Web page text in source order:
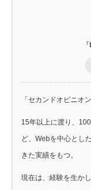
「セカンドオピニオ
15年以上に渡り、
ど、Webを中心とし
きた実績をもつ。
現在は、経験を生か